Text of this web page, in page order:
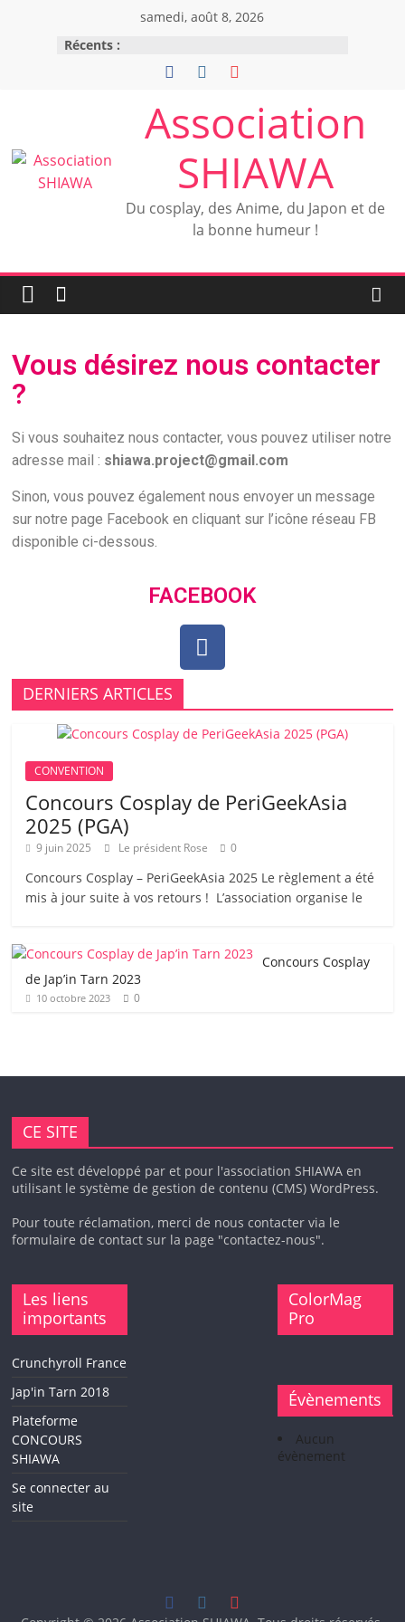
samedi, août 8, 2026
Récents :
Association
SHIAWA
Du cosplay, des Anime, du Japon et de
la bonne humeur !
Vous désirez nous contacter
?
Si vous souhaitez nous contacter, vous pouvez utiliser notre
adresse mail : shiawa.project@gmail.com
Sinon, vous pouvez également nous envoyer un message
sur notre page Facebook en cliquant sur l’icône réseau FB
disponible ci-dessous.
FACEBOOK
DERNIERS ARTICLES
CONVENTION
Concours Cosplay de PeriGeekAsia
2025 (PGA)
9 juin 2025 Le président Rose 0
Concours Cosplay – PeriGeekAsia 2025 Le règlement a été
mis à jour suite à vos retours ! L’association organise le
Concours Cosplay
de Jap’in Tarn 2023
10 octobre 2023 0
CE SITE
Ce site est développé par et pour l'association SHIAWA en
utilisant le système de gestion de contenu (CMS) WordPress.
Pour toute réclamation, merci de nous contacter via le
formulaire de contact sur la page "contactez-nous".
Les liens
importants
Crunchyroll France
Jap'in Tarn 2018
Plateforme
CONCOURS
SHIAWA
Se connecter au
site
ColorMag
Pro
Évènements
Aucun
évènement